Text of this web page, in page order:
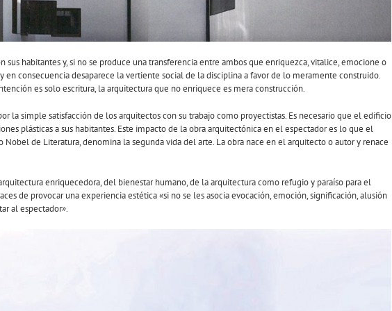
sus habitantes y, si no se produce una transferencia entre ambos que enriquezca, vitalice, emocione o
en consecuencia desaparece la vertiente social de la disciplina a favor de lo meramente construido.
es solo escritura, la arquitectura que no enriquece es mera construcción.
la simple satisfacción de los arquitectos con su trabajo como proyectistas. Es necesario que el edificio
plásticas a sus habitantes. Este impacto de la obra arquitectónica en el espectador es lo que el
Nobel de Literatura, denomina la segunda vida del arte. La obra nace en el arquitecto o autor y renace
enriquecedora, del bienestar humano, de la arquitectura como refugio y paraíso para el
de provocar una experiencia estética «si no se les asocia evocación, emoción, significación, alusión
al espectador».